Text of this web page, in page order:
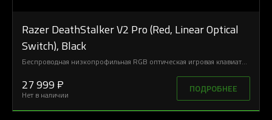
Razer DeathStalker V2 Pro (Red, Linear Optical
Switch), Black
27 999 ₽
Нет в наличии
ПОДРОБНЕЕ